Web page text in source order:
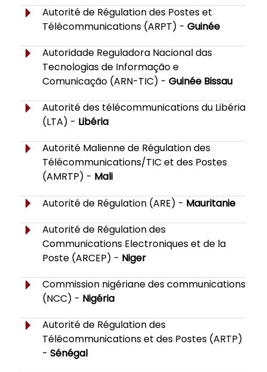
Autorité de Régulation des Postes et
Télécommunications (ARPT) -Guinée
Autoridade Reguladora Nacional das
Tecnologias de Informação e
Comunicação (ARN-TIC) -Guinée Bissau
Autorité des télécommunications du Libéria
(LTA) - Libéria
Autorité Malienne de Régulation des
Télécommunications/TIC et des Postes
(AMRTP) - Mali
Autorité de Régulation (ARE) - Mauritanie
Autorité de Régulation des
Communications Electroniques et de la
Poste (ARCEP) - Niger
Commission nigériane des communications
(NCC) - Nigéria
Autorité de Régulation des
Télécommunications et des Postes (ARTP)
-Sénégal